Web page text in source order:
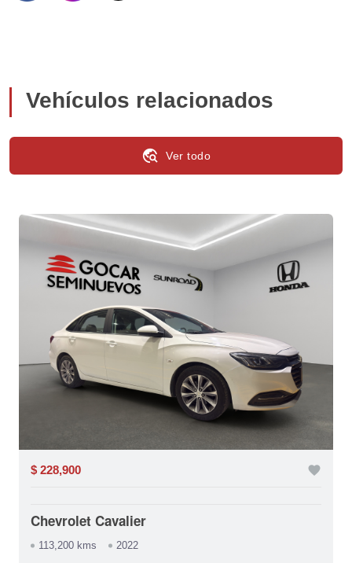
Vehículos relacionados
travel_explore Ver todo
$ 228,900 favorite
Chevrolet Cavalier
113,200 kms 2022